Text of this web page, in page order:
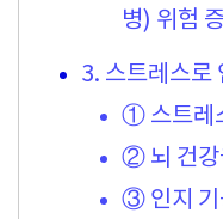
병) 위험
3. 스트레스로
① 스트레
② 뇌 건강
③ 인지 기